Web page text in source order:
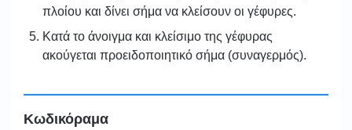
πλοίου και δίνει σήμα να κλείσουν οι γέφυρες.
Κατά το άνοιγμα και κλείσιμο της γέφυρας
ακούγεται προειδοποιητικό σήμα (συναγερμός).
Κωδικόραμα